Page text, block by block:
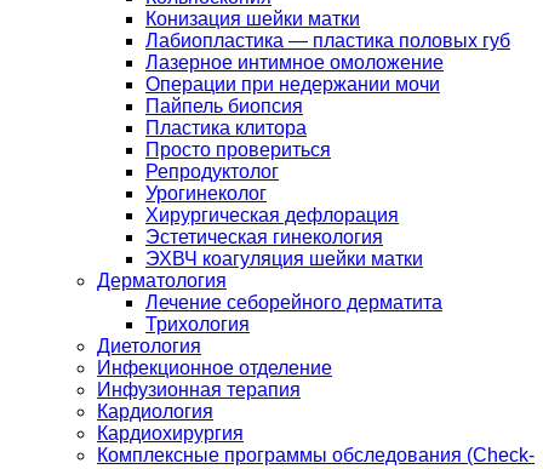
Конизация шейки матки
Лабиопластика — пластика половых губ
Лазерное интимное омоложение
Операции при недержании мочи
Пайпель биопсия
Пластика клитора
Просто провериться
Репродуктолог
Урогинеколог
Хирургическая дефлорация
Эстетическая гинекология
ЭХВЧ коагуляция шейки матки
Дерматология
Лечение себорейного дерматита
Трихология
Диетология
Инфекционное отделение
Инфузионная терапия
Кардиология
Кардиохирургия
Комплексные программы обследования (Check-